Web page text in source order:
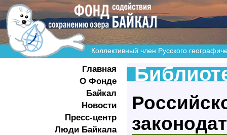
Коллективный член Русского
Главная
О Фонде
Байкал
Новости
Пресс-центр
Люди Байкала